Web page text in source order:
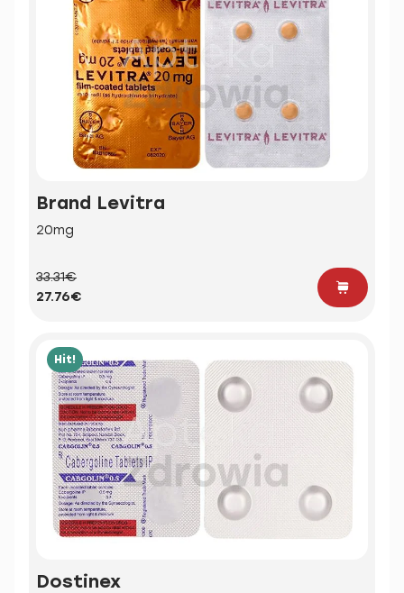
Brand Levitra
20mg
33.31€
27.76€
Hit!
Dostinex